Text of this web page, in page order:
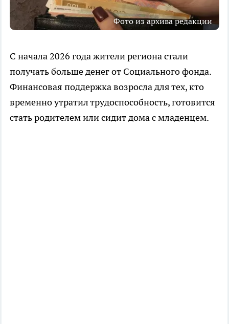
Фото из архива редакции
С начала 2026 года жители региона стали
получать больше денег от Социального фонда.
Финансовая поддержка возросла для тех, кто
временно утратил трудоспособность, готовится
стать родителем или сидит дома с младенцем.